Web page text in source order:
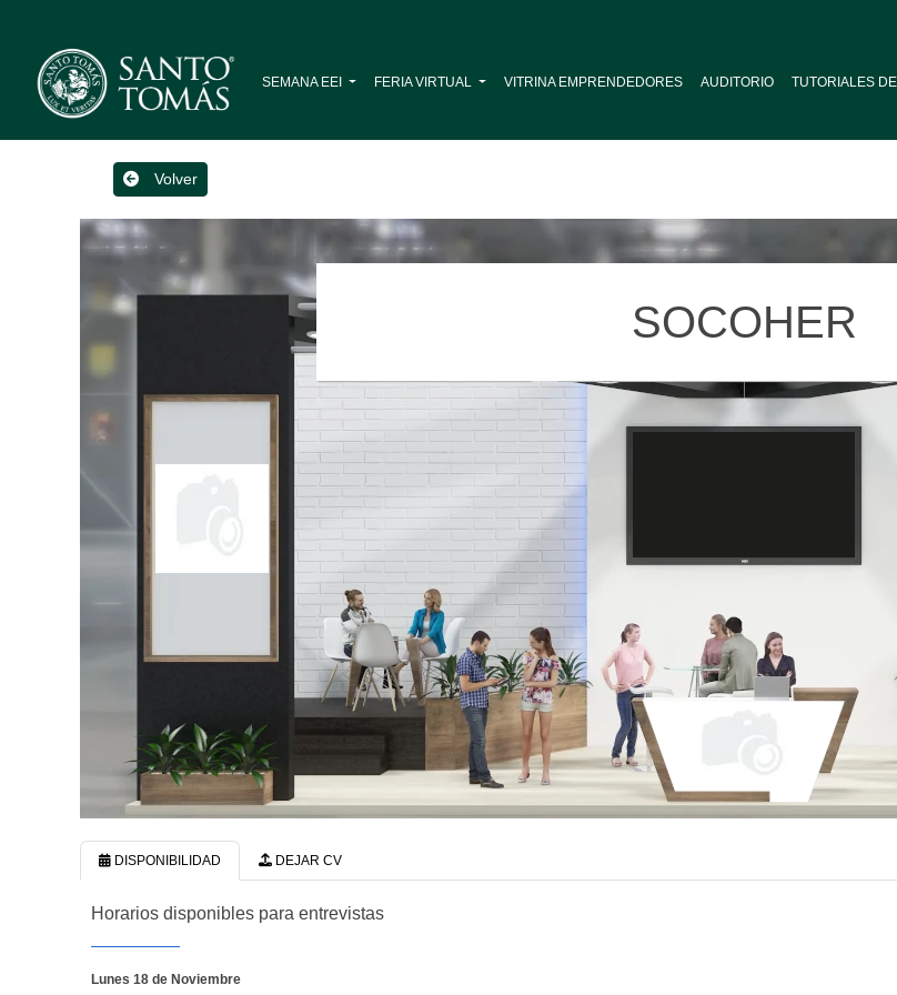
SEMANA EEI FERIA VIRTUAL VITRINA EMPRENDEDORES AUDITORIO TUTORIALES
Volver
SOCOHER
DISPONIBILIDAD DEJAR CV
Horarios disponibles para entrevistas
Lunes 18 de Noviembre